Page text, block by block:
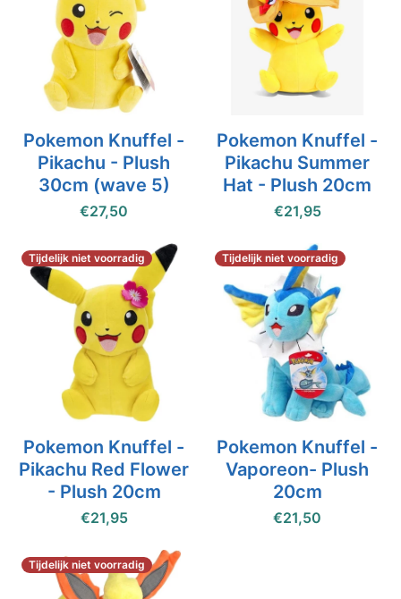
Pokemon Knuffel -
Pikachu - Plush
30cm (wave 5)
€27,50
Pokemon Knuffel -
Pikachu Summer
Hat - Plush 20cm
€21,95
Pokemon Knuffel -
Pikachu Red Flower
- Plush 20cm
€21,95
Tijdelijk niet voorradig
Pokemon Knuffel -
Vaporeon- Plush
20cm
€21,50
Tijdelijk niet voorradig
Tijdelijk niet voorradig